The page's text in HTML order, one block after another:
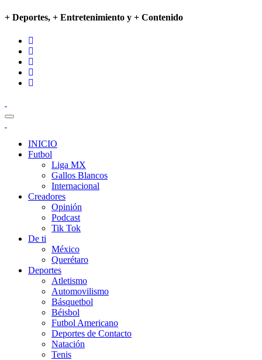
+ Deportes, + Entretenimiento y + Contenido
INICIO
Futbol
Liga MX
Gallos Blancos
Internacional
Creadores
Opinión
Podcast
Tik Tok
De ti
México
Querétaro
Deportes
Atletismo
Automovilismo
Básquetbol
Béisbol
Futbol Americano
Deportes de Contacto
Natación
Tenis